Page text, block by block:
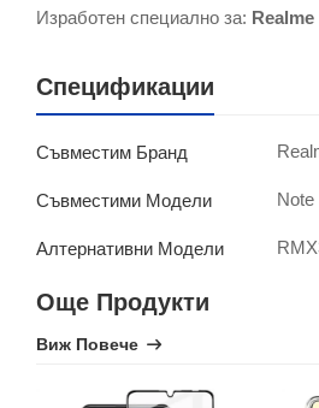
Изработен специално за:
Спецификации
Съвместим Бранд
Съвместими Модели Note
Алтернативни Модели
Още Продукти
Виж Повече